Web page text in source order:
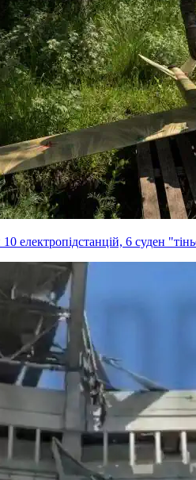
електропідстанцій, 6 суден